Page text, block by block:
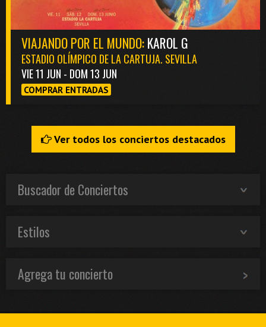
VIAJANDO POR EL MUNDO:KAROL G
ESTADIO OLÍMPICO DE LA CARTUJA. SEVILLA
VIE 11 JUN - DOM 13 JUN
COMPRAR ENTRADAS
Ver todos los conciertos destacados
Buscador de Conciertos
Estilos
Agrega tu concierto